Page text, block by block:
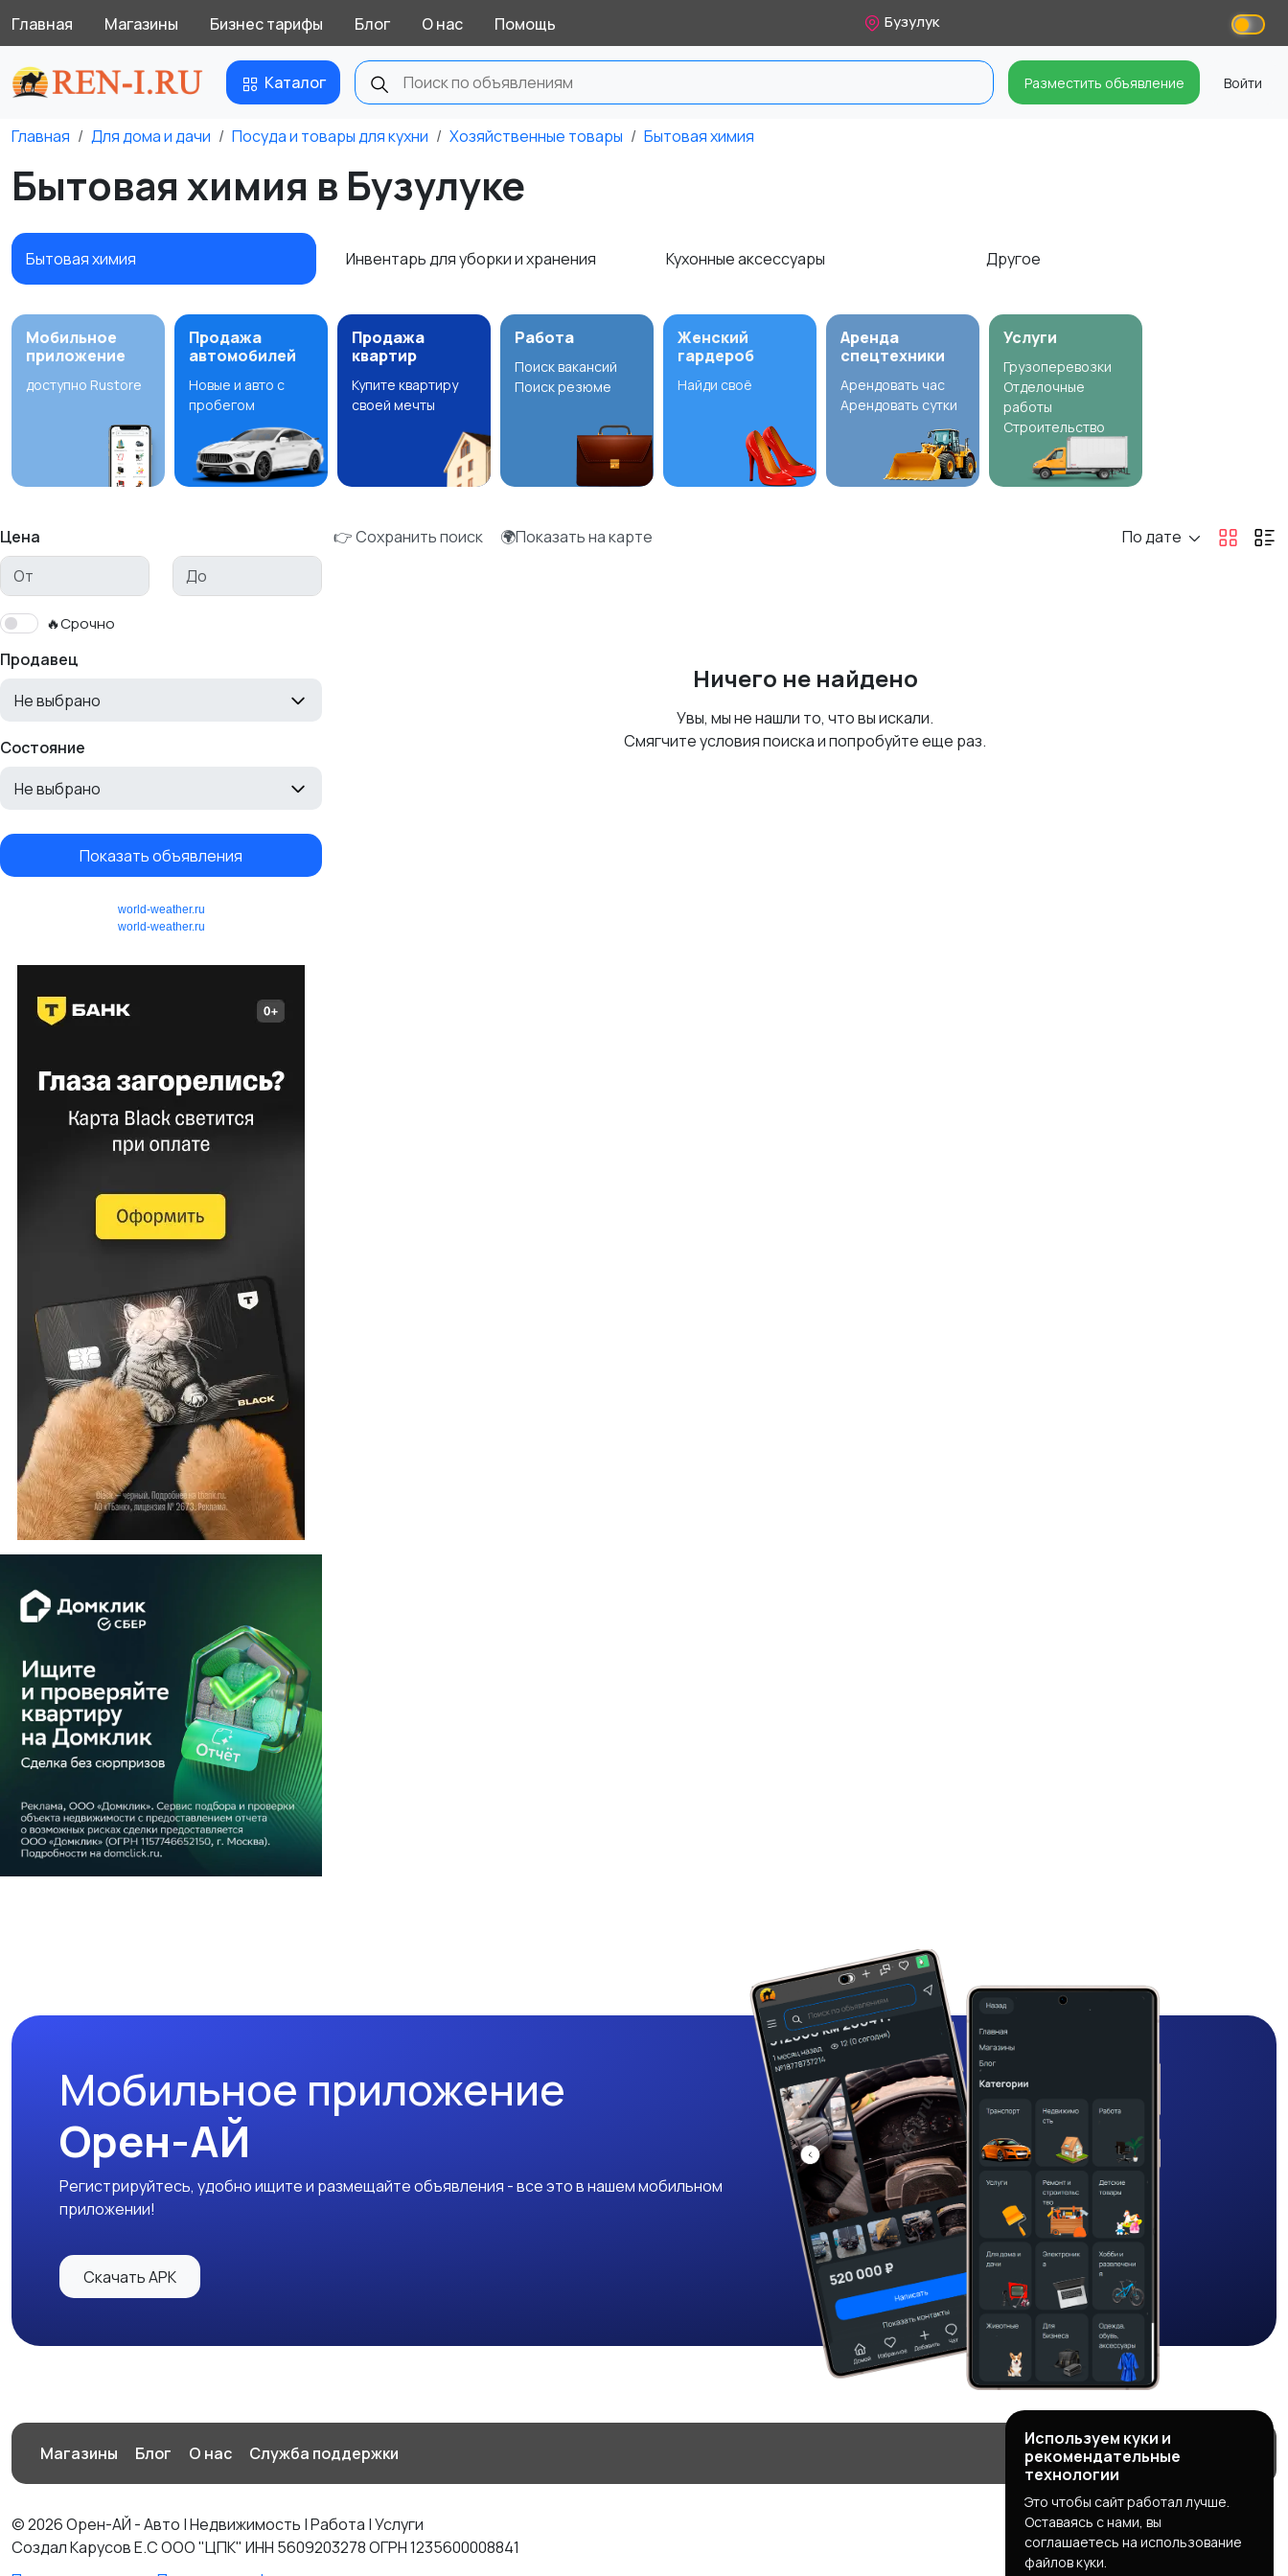
Главная Магазины Бизнес тарифы Блог О нас Помощь Бузулук
Каталог Разместить объявление Войти
Главная Для дома и дачи Посуда и товары для кухни Хозяйственные товары Бытовая химия
Бытовая химия в Бузулуке
Бытовая химия Инвентарь для уборки и хранения Кухонные аксессуары Другое
Мобильное
приложение
доступно Rustore
Продажа
автомобилей
Новые и авто с
пробегом
Продажа
квартир
Купите квартиру
своей мечты
Работа
Поиск вакансий
Поиск резюме
Женский
гардероб
Найди своё
Аренда
спецтехники
Арендовать час
Арендовать сутки
Услуги
Грузоперевозки
Отделочные
работы
Строительство
Цена
🔥Срочно
Продавец
Не выбрано
Состояние
Не выбрано
Показать объявления
world-weather.ru
world-weather.ru
👉 Сохранить поиск 🌍Показать на карте По дате
Ничего не найдено
Увы, мы не нашли то, что вы искали.
Смягчите условия поиска и попробуйте еще раз.
Мобильное приложение
Орен-АЙ
Регистрируйтесь, удобно ищите и размещайте объявления - все это в нашем мобильном
приложении!
Скачать APK
Магазины Блог О нас Служба поддержки
© 2026 Орен-АЙ - Авто | Недвижимость | Работа | Услуги
Создал Карусов Е.С ООО "ЦПК" ИНН 5609203278 ОГРН 1235600008841
Используем куки и
рекомендательные
технологии
Это чтобы сайт работал лучше.
Оставаясь с нами, вы
соглашаетесь на использование
файлов куки.